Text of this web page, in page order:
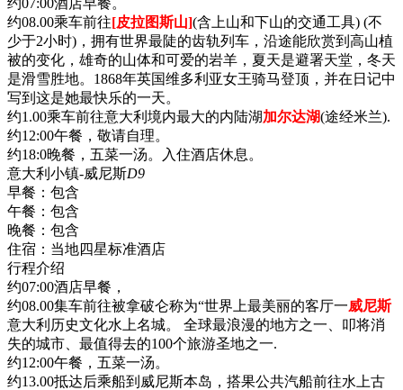
约08.00乘车前往[皮拉图斯山](含上山和下山的交通工具) (不
少于2小时)，拥有世界最陡的齿轨列车，沿途能欣赏到高山植
被的变化，雄奇的山体和可爱的岩羊，夏天是避署天堂，冬天
是滑雪胜地。1868年英国维多利亚女王骑马登顶，并在日记中
写到这是她最快乐的一天。
约1.00乘车前往意大利境内最大的内陆湖加尔达湖(途经米兰).
约12:00午餐，敬请自理。
约18:0晚餐，五菜一汤。入住酒店休息。
意大利小镇-威尼斯D9
早餐： 包含
午餐： 包含
晚餐： 包含
住宿： 当地四星标准酒店
行程介绍
约07:00酒店早餐，
约08.00集车前往被拿破仑称为“世界上最美丽的客厅一威尼斯
意大利历史文化水上名城。 全球最浪漫的地方之一、叩将消
失的城市、最值得去的100个旅游圣地之一.
约12:00午餐，五菜一汤。
约13.00抵达后乘船到威尼斯本岛，搭果公共汽船前往水上古